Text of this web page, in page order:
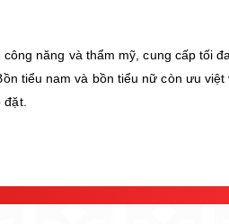
năng và thẩm mỹ, cung cấp tối
tiểu nam và bồn tiểu nữ còn ưu